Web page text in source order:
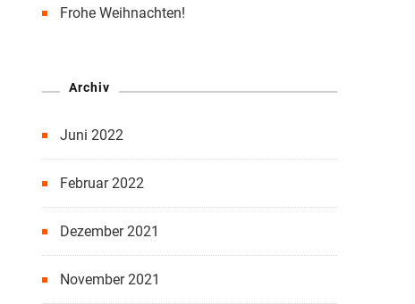
Frohe Weihnachten!
Archiv
Juni 2022
Februar 2022
Dezember 2021
November 2021